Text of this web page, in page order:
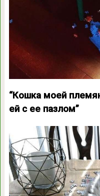
“Кошка моей
ей с ее пазлом”